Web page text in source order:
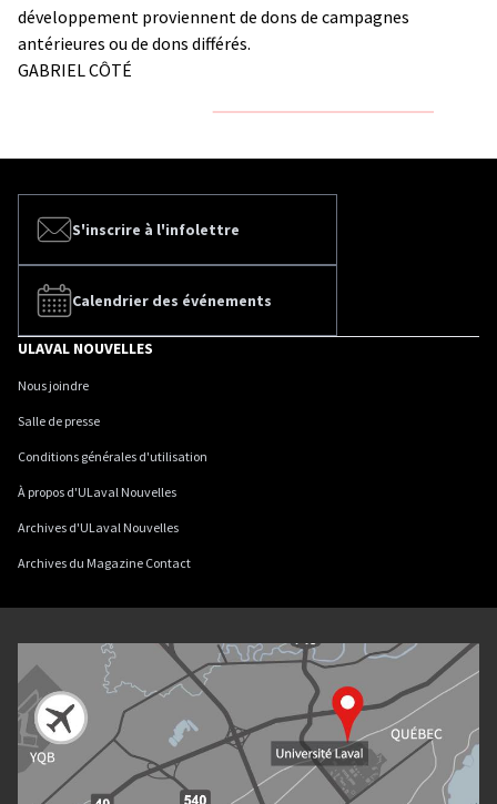
développement proviennent de dons de campagnes
antérieures ou de dons différés.
GABRIEL CÔTÉ
S'inscrire à l'infolettre
Calendrier des événements
ULAVAL NOUVELLES
Nous joindre
Salle de presse
Conditions générales d'utilisation
À propos d'ULaval Nouvelles
Archives d'ULaval Nouvelles
Archives du Magazine Contact